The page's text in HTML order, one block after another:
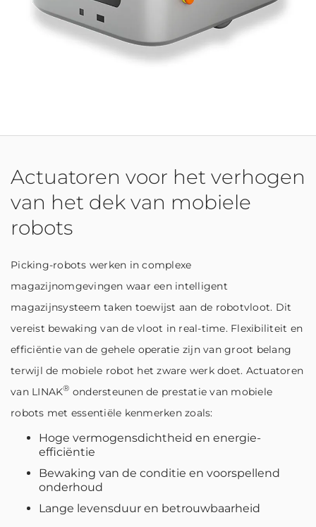
Actuatoren voor het verhogen
van het dek van mobiele
robots
Picking-robots werken in complexe
magazijnomgevingen waar een intelligent
magazijnsysteem taken toewijst aan de robotvloot. Dit
vereist bewaking van de vloot in real-time. Flexibiliteit en
efficiëntie van de gehele operatie zijn van groot belang
terwijl de mobiele robot het zware werk doet. Actuatoren
van LINAK® ondersteunen de prestatie van mobiele
robots met essentiële kenmerken zoals:
Hoge vermogensdichtheid en energie-
efficiëntie
Bewaking van de conditie en voorspellend
onderhoud
Lange levensduur en betrouwbaarheid